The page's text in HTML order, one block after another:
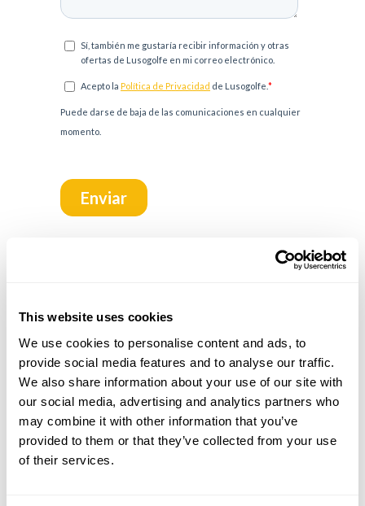
This website uses cookies
We use cookies to personalise content and ads, to
provide social media features and to analyse our traffic.
We also share information about your use of our site with
our social media, advertising and analytics partners who
may combine it with other information that you’ve
provided to them or that they’ve collected from your use
of their services.
¿Minigolf es sólo para niños?
De ninguna manera. El minigolf es una
actividad de ocio y un deporte para todas
las edades son los circuitos de minigolf de
Lusogolfe desarrollado para obtener
diferentes niveles y grados de dificultad
atractivo y motivador para todos los
profesionales.